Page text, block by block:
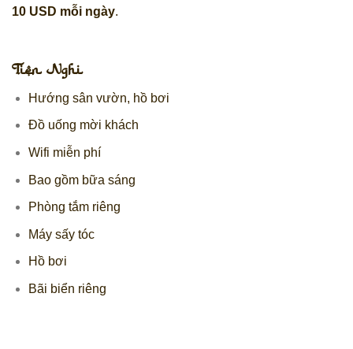
10 USD mỗi ngày.
Tiện Nghi
Hướng sân vườn, hồ bơi
Đồ uống mời khách
Wifi miễn phí
Bao gồm bữa sáng
Phòng tắm riêng
Máy sấy tóc
Hồ bơi
Bãi biển riêng